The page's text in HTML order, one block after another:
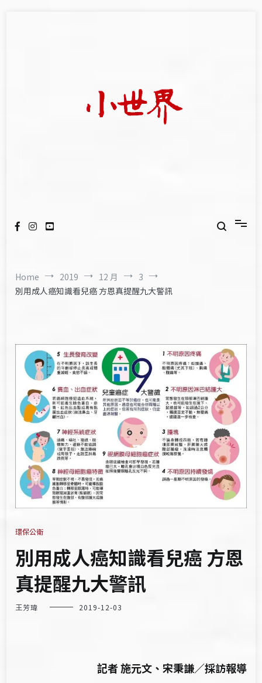
Home 2019 12 月
3
別用成人癌知識看兒癌 方恩真提醒九大警訊
環保公衛
別用成人癌知識看兒癌 方恩
真提醒九大警訊
王芳瑋 2019-12-03
記者 施元文、宋秉謙／採訪報導